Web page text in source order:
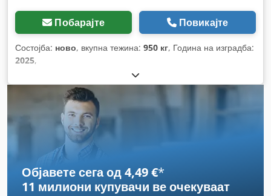
Побарајте Повикајте
Состојба: ново, вкупна тежина: 950 кг, Година на изградба:
2025,
Објавете сега од 4,49 €*
11 милиони купувачи ве очекуваат